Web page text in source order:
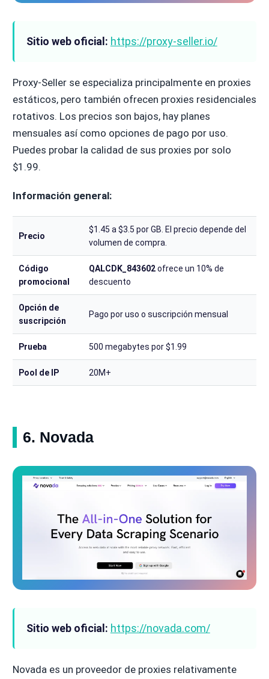
Sitio web oficial: https://proxy-seller.io/
Proxy-Seller se especializa principalmente en proxies
estáticos, pero también ofrecen proxies residenciales
rotativos. Los precios son bajos, hay planes
mensuales así como opciones de pago por uso.
Puedes probar la calidad de sus proxies por solo
$1.99.
Información general:
Precio
$1.45 a $3.5 por GB. El precio depende del
volumen de compra.
Código
promocional
QALCDK_843602ofrece un 10% de
descuento
Opción de
suscripción
Pago por uso o suscripción mensual
Prueba 500 megabytes por $1.99
Pool de IP 20M+
6. Novada
Sitio web oficial: https://novada.com/
Novada es un proveedor de proxies relativamente